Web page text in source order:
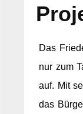
Das
nur zum
auf. Mit
das